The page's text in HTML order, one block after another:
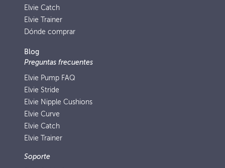
Elvie Catch
Elvie Trainer
Dónde comprar
Blog
Preguntas frecuentes
Elvie Pump FAQ
Elvie Stride
Elvie Nipple Cushions
Elvie Curve
Elvie Catch
Elvie Trainer
Soporte